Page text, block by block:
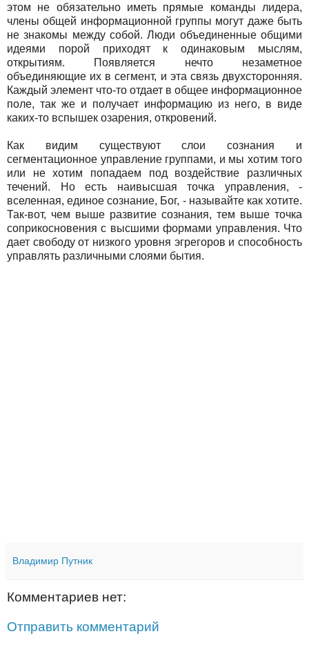
этом не обязательно иметь прямые команды лидера,
члены общей информационной группы могут даже быть
не знакомы между собой. Люди объединенные общими
идеями порой приходят к одинаковым мыслям,
открытиям. Появляется нечто незаметное
объединяющие их в сегмент, и эта связь двухсторонняя.
Каждый элемент что-то отдает в общее информационное
поле, так же и получает информацию из него, в виде
каких-то вспышек озарения, откровений.
Как видим существуют слои сознания и
сегментационное управление группами, и мы хотим того
или не хотим попадаем под воздействие различных
течений. Но есть наивысшая точка управления, -
вселенная, единое сознание, Бог, - называйте как хотите.
Так-вот, чем выше развитие сознания, тем выше точка
соприкосновения с высшими формами управления. Что
дает свободу от низкого уровня эгрегоров и способность
управлять различными слоями бытия.
Владимир Путник
Комментариев нет:
Отправить комментарий